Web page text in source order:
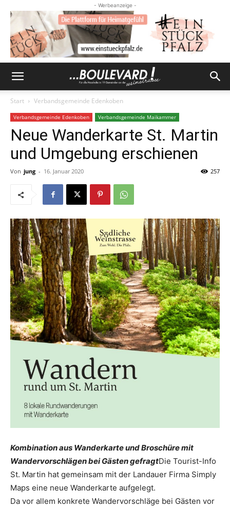
- Werbeanzeige -
Start Verbandsgemeinde Edenkoben
Verbandsgemeinde Edenkoben Verbandsgemeinde Maikammer
Neue Wanderkarte St. Martin
und Umgebung erschienen
Von jung - 16. Januar 2020 257
Kombination aus Wanderkarte und Broschüre mit
Wandervorschlägen bei Gästen gefragtDie Tourist-Info
St. Martin hat gemeinsam mit der Landauer Firma Simply
Maps eine neue Wanderkarte aufgelegt.
Da vor allem konkrete Wandervorschläge bei Gästen vor